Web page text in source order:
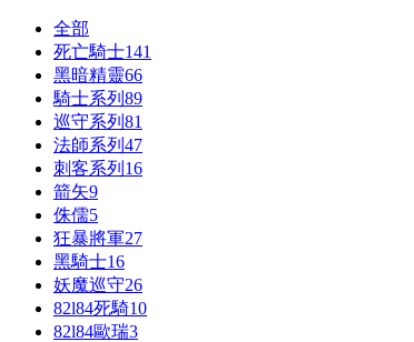
全部
死亡騎士141
黑暗精靈66
騎士系列 89
巡守系列 81
法師系列 47
刺客系列 16
箭矢9
侏儒5
狂暴將軍27
黑騎士16
妖魔巡守26
82l84死騎10
82l84歐瑞3